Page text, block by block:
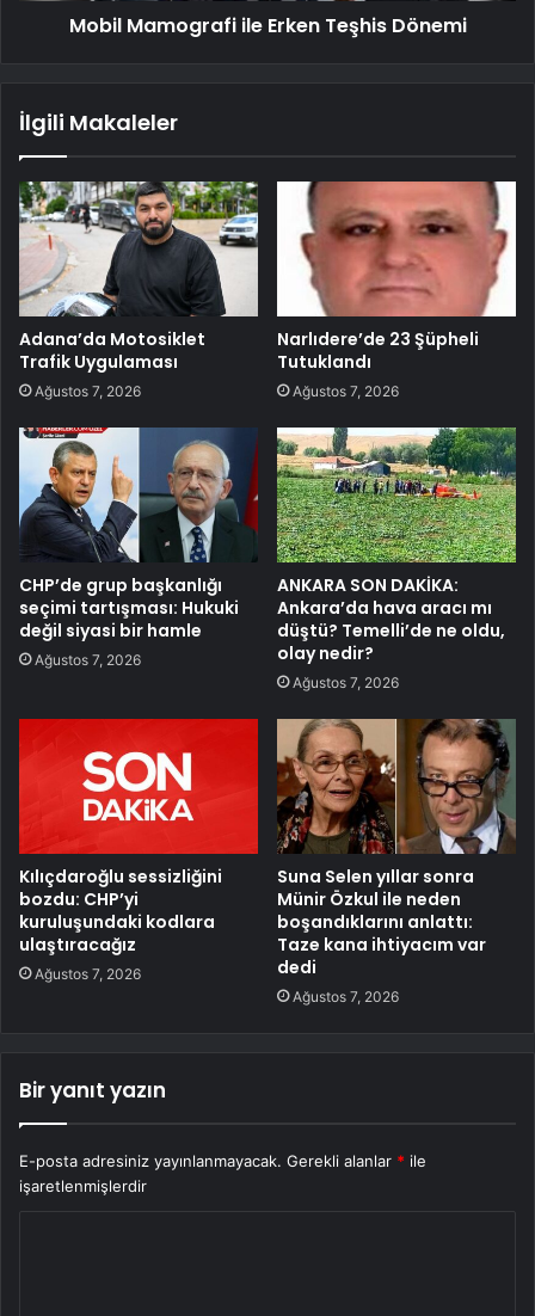
Mobil Mamografi ile Erken Teşhis Dönemi
İlgili Makaleler
Adana’da Motosiklet
Trafik Uygulaması
Ağustos 7, 2026
Narlıdere’de 23 Şüpheli
Tutuklandı
Ağustos 7, 2026
CHP’de grup başkanlığı
seçimi tartışması: Hukuki
değil siyasi bir hamle
Ağustos 7, 2026
ANKARA SON DAKİKA:
Ankara’da hava aracı mı
düştü? Temelli’de ne oldu,
olay nedir?
Ağustos 7, 2026
Kılıçdaroğlu sessizliğini
bozdu: CHP’yi
kuruluşundaki kodlara
ulaştıracağız
Ağustos 7, 2026
Suna Selen yıllar sonra
Münir Özkul ile neden
boşandıklarını anlattı:
Taze kana ihtiyacım var
dedi
Ağustos 7, 2026
Bir yanıt yazın
E-posta adresiniz yayınlanmayacak. Gerekli alanlar * ile
işaretlenmişlerdir